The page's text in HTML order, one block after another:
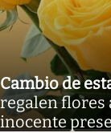
Cambio de
regalen flores
inocente